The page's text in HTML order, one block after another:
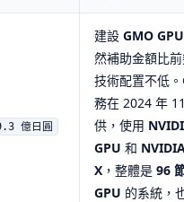
億日圓
建設 GMO
然補助金額比
技術配置不低
務在 2024 年
供，使用
GPU 和
X ，整體是 96
GPU 的系統，